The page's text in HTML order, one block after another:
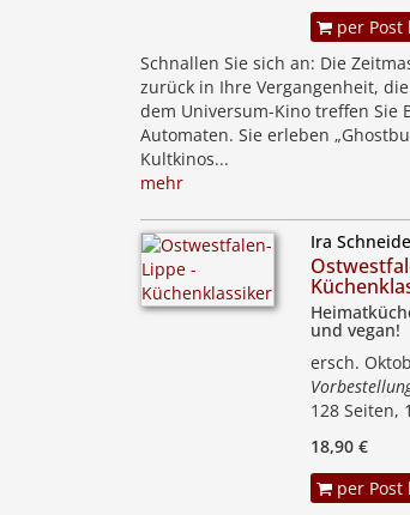
per Post
Schnallen Sie sich an: Die
zurück in Ihre Vergangenheit,
dem Universum-Kino treffen Sie
Automaten. Sie erleben
Kultkinos...
mehr
Ira
und vegan!
ersch.
128 Seiten,
18,90 €
per Post